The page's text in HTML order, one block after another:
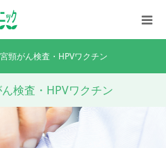
頸がん検査・HPVワクチン
検査・HPVワクチン